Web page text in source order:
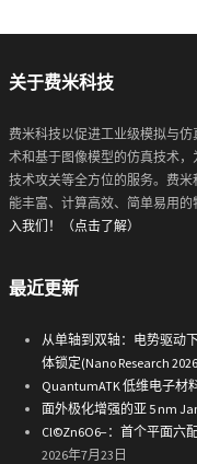
关于费米科技
费米科技以促进工业级模拟与
术和基于图像模型的仿真技术，
技术攻关等全方位的服务。费
能丰富、计算高效、简单易用的
入我们！（点击了解）
最近更新
从单轴到双轴：电势驱动
体锁定(Nano Research
QuantumATK 低维电子材
面外极化增强的亚 5 nm
Cl©Zn6O6−：首个平面六
2026年7月23日